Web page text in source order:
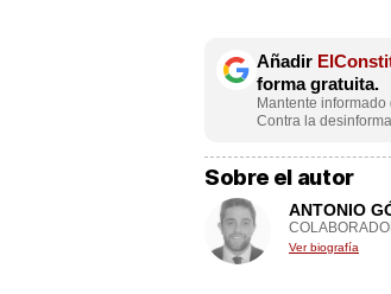
Añadir
forma gratuita.
Mantente
Contra la
Sobre el autor
ANTONIO
Ver biografía